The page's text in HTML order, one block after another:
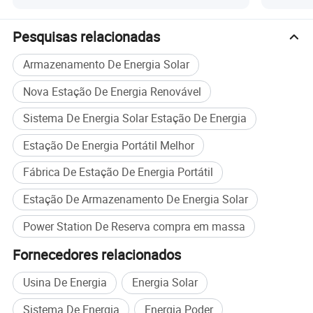
cargas) a aparelhos de ar condicionado (2,3h de autonomia).
• Long Runtime Performance Powers 30W FAN para 66h,
100W TV para 20h, 150W geladeira para 13h, e mais.
Fotos detalhadas
Pesquisas relacionadas
Armazenamento De Energia Solar
Nova Estação De Energia Renovável
Sistema De Energia Solar Estação De Energia
Estação De Energia Portátil Melhor
Fábrica De Estação De Energia Portátil
Estação De Armazenamento De Energia Solar
Power Station De Reserva compra em massa
Fornecedores relacionados
Usina De Energia
Energia Solar
Sistema De Energia
Energia Poder